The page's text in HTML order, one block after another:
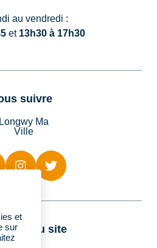
au vendredi :
et 13h30 à 17h30
suivre
Longwy Ma
Ville
du site
et
sur